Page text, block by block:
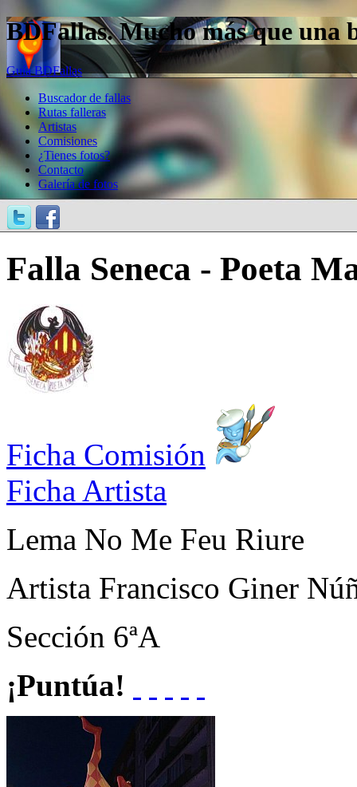
BDFallas. Mucho más que una
Guía BDFallas
Buscador de fallas
Rutas falleras
Artistas
Comisiones
¿Tienes fotos?
Contacto
Galería de fotos
Falla Seneca - Poeta
Ficha Comisión
Ficha Artista
Lema No Me Feu Riure
Artista Francisco Giner
Sección 6ªA
¡Puntúa!